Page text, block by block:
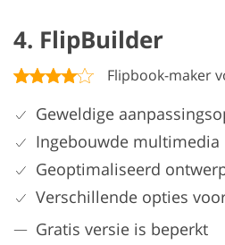
4. FlipBuilder
Flipbook-maker
Geweldige
Ingebouwde multimedia
Geoptimaliseerd
Verschillende opties
Gratis versie is beperkt